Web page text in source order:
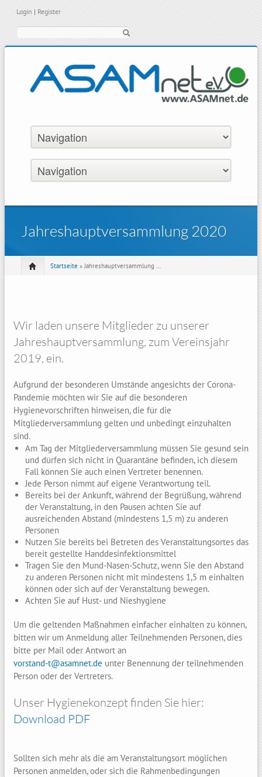
Login | Register
Jahreshauptversammlung 2020
Startseite » Jahreshauptversammlung ...
Wir laden unsere Mitglieder zu unserer
Jahreshauptversammlung, zum Vereinsjahr
2019, ein.
Aufgrund der besonderen Umstände angesichts der Corona-
Pandemie möchten wir Sie auf die besonderen
Hygienevorschriften hinweisen, die für die
Mitgliederversammlung gelten und unbedingt einzuhalten
sind.
Am Tag der Mitgliederversammlung müssen Sie gesund sein
und dürfen sich nicht in Quarantäne befinden, ich diesem
Fall können Sie auch einen Vertreter benennen.
Jede Person nimmt auf eigene Verantwortung teil.
Bereits bei der Ankunft, während der Begrüßung, während
der Veranstaltung, in den Pausen achten Sie auf
ausreichenden Abstand (mindestens 1,5 m) zu anderen
Personen
Nutzen Sie bereits bei Betreten des Veranstaltungsortes das
bereit gestellte Handdesinfektionsmittel
Tragen Sie den Mund-Nasen-Schutz, wenn Sie den Abstand
zu anderen Personen nicht mit mindestens 1,5 m einhalten
können oder sich auf der Veranstaltung bewegen.
Achten Sie auf Hust- und Nieshygiene
Um die geltenden Maßnahmen einfacher einhalten zu können,
bitten wir um Anmeldung aller Teilnehmenden Personen, dies
bitte per Mail oder Antwort an
vorstand-t@asamnet.de unter Benennung der teilnehmenden
Person oder der Vertreters.
Unser Hygienekonzept finden Sie hier:
Download PDF
Sollten sich mehr als die am Veranstaltungsort möglichen
Personen anmelden, oder sich die Rahmenbedingungen